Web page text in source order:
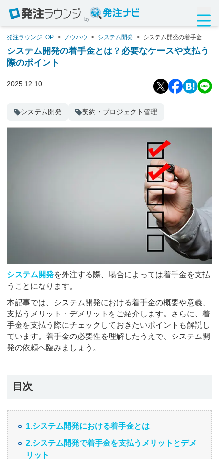
by
発注ラウンジTOP > ノウハウ > システム開発 > システム開発の着手金と
は？必要なケースや支払う際のポイント
システム開発の着手金とは？必要なケースや支払う
際のポイント
2025.12.10
システム開発 契約・プロジェクト管理
システム開発を外注する際、場合によっては着手金を支払
うことになります。
本記事では、システム開発における着手金の概要や意義、
支払うメリット・デメリットをご紹介します。さらに、着
手金を支払う際にチェックしておきたいポイントも解説し
ています。着手金の必要性を理解したうえで、システム開
発の依頼へ臨みましょう。
目次
1.システム開発における着手金とは
2.システム開発で着手金を支払うメリットとデメ
リット